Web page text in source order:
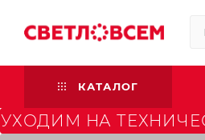
КАТАЛОГ
УХОДИМ НА